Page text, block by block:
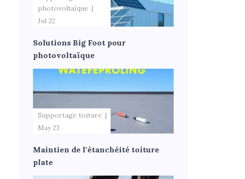
photovoltaïque
Jul 22
Solutions Big Foot pour
photovoltaïque
Supportage toiture
May 23
Maintien de l'étanchéité toiture
plate